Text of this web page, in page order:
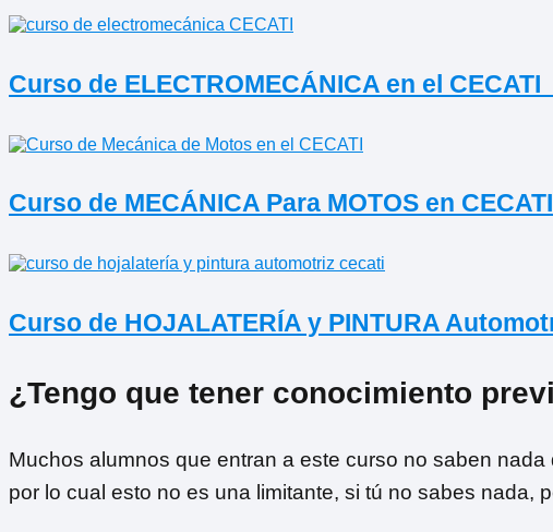
Curso de ELECTROMECÁNICA en el CECATI
Curso de MECÁNICA Para MOTOS en CECATI
Curso de HOJALATERÍA y PINTURA
¿Tengo que tener conocimiento
Muchos alumnos que entran a este curso no saben
por lo cual esto no es una limitante, si tú no sabes nada,